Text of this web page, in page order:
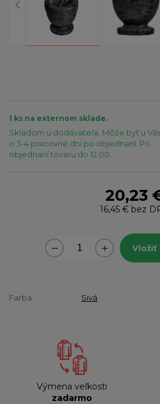
1 ks na externom sklade.
Skladom u dodávateľa. Môže byť u Vás
o 3-4 pracovné dni po objednaní. Pri
objednaní tovaru do 12:00.
20,23
16,45 €bez
Vložiť
Farba Sivá
Výmena veľkosti
zadarmo